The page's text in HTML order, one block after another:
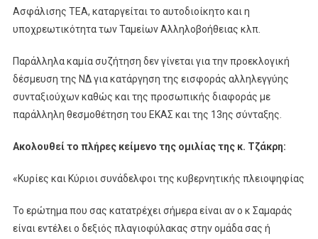
Ασφάλισης ΤΕΑ, καταργείται το αυτοδιοίκητο και η
υποχρεωτικότητα των Ταμείων Αλληλοβοήθειας κλπ.
Παράλληλα καμία συζήτηση δεν γίνεται για την προεκλογική
δέσμευση της ΝΔ για κατάργηση της εισφοράς αλληλεγγύης
συνταξιούχων καθώς και της προσωπικής διαφοράς με
παράλληλη θεσμοθέτηση του ΕΚΑΣ και της 13ης σύνταξης.
Ακολουθεί το πλήρες κείμενο της ομιλίας της κ. Τζάκρη:
«Κυρίες και Κύριοι συνάδελφοι της κυβερνητικής πλειοψηφίας
Το ερώτημα που σας κατατρέχει σήμερα είναι αν ο κ Σαμαράς
είναι εντέλει o δεξιός πλαγιοφύλακας στην ομάδα σας ή